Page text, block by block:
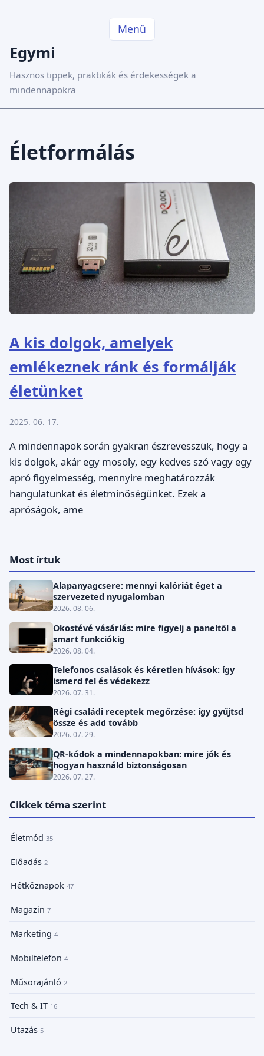
Menü
Egymi
Hasznos tippek, praktikák és érdekességek a
mindennapokra
Életformálás
A kis dolgok, amelyek
emlékeznek ránk és formálják
életünket
2025. 06. 17.
A mindennapok során gyakran észrevesszük, hogy a
kis dolgok, akár egy mosoly, egy kedves szó vagy egy
apró figyelmesség, mennyire meghatározzák
hangulatunkat és életminőségünket. Ezek a
apróságok, ame
Most írtuk
Alapanyagcsere: mennyi kalóriát éget a
szervezeted nyugalomban
2026. 08. 06.
Okostévé vásárlás: mire figyelj a paneltől a
smart funkciókig
2026. 08. 04.
Telefonos csalások és kéretlen hívások: így
ismerd fel és védekezz
2026. 07. 31.
Régi családi receptek megőrzése: így gyűjtsd
össze és add tovább
2026. 07. 29.
QR-kódok a mindennapokban: mire jók és
hogyan használd biztonságosan
2026. 07. 27.
Cikkek téma szerint
Életmód 35
Előadás 2
Hétköznapok 47
Magazin 7
Marketing 4
Mobiltelefon 4
Műsorajánló 2
Tech & IT 16
Utazás 5